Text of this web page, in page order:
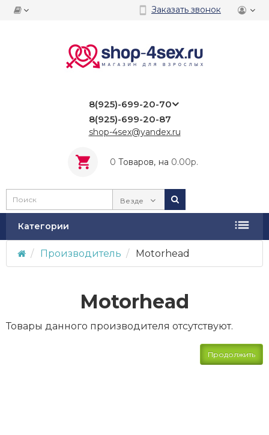
Заказать звонок
8(925)-699-20-70
8(925)-699-20-87
shop-4sex@yandex.ru
0 Tоваров, на 0.00р.
Везде
Категории
Производитель Motorhead
Motorhead
Товары данного производителя отсутствуют.
Продолжить